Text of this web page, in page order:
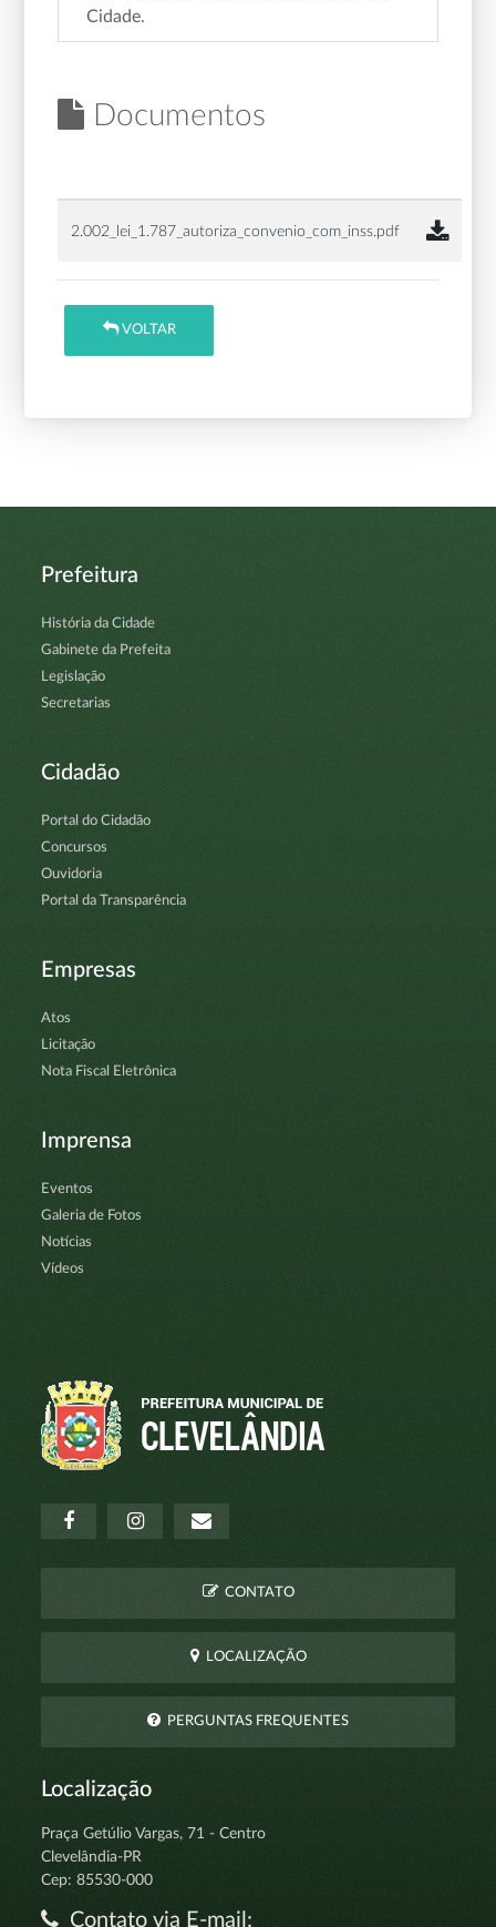
Cidade.
Documentos
2.002_lei_1.787_autoriza_convenio_com_inss.pdf
VOLTAR
Prefeitura
História da Cidade
Gabinete da Prefeita
Legislação
Secretarias
Cidadão
Portal do Cidadão
Concursos
Ouvidoria
Portal da Transparência
Empresas
Atos
Licitação
Nota Fiscal Eletrônica
Imprensa
Eventos
Galeria de Fotos
Notícias
Vídeos
CONTATO
LOCALIZAÇÃO
PERGUNTAS FREQUENTES
Localização
Praça Getúlio Vargas, 71 - Centro
Clevelândia-PR
Cep: 85530-000
Contato via E-mail: